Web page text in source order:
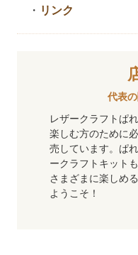
・ リンク
代表
レザークラフトぱ
楽しむ方のために
売しています。ぱ
ークラフトキット
さまざまに楽しめ
ようこそ！